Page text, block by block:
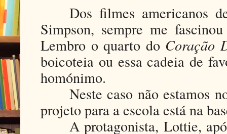
Dos filmes americanos
Simpson, sempre me
Lembro o quarto do Coração
boicoteia ou essa cadeia de
homónimo.
Neste caso não estamos
projeto para a escola está na
A protagonista, Lottie,